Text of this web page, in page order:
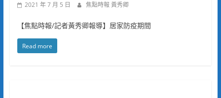
2021 年 7 月 5 日 焦點時報 黃秀卿
【焦點時報/記者黃秀卿報導】居家防疫期間
Read more